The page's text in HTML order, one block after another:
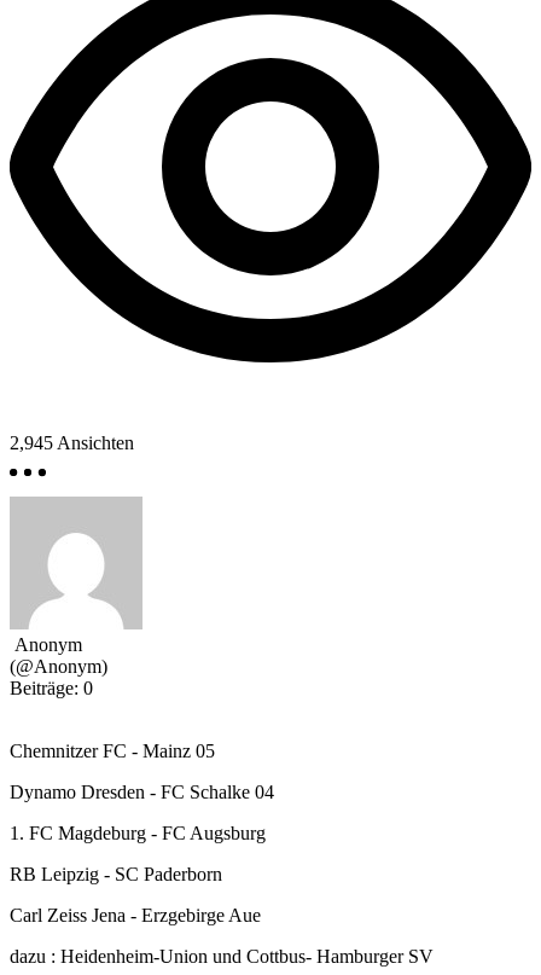
2,945 Ansichten
Anonym
(@Anonym)
Beiträge: 0
Chemnitzer FC - Mainz 05
Dynamo Dresden - FC Schalke 04
1. FC Magdeburg - FC Augsburg
RB Leipzig - SC Paderborn
Carl Zeiss Jena - Erzgebirge Aue
dazu : Heidenheim-Union und Cottbus- Hamburger SV